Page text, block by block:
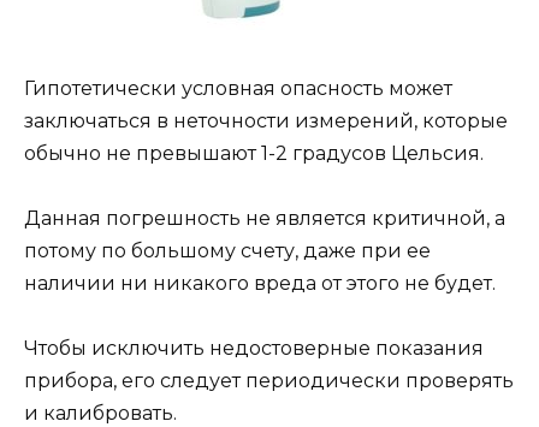
Гипотетически условная опасность может
заключаться в неточности измерений, которые
обычно не превышают 1-2 градусов Цельсия.
Данная погрешность не является критичной, а
потому по большому счету, даже при ее
наличии ни никакого вреда от этого не будет.
Чтобы исключить недостоверные показания
прибора, его следует периодически проверять
и калибровать.